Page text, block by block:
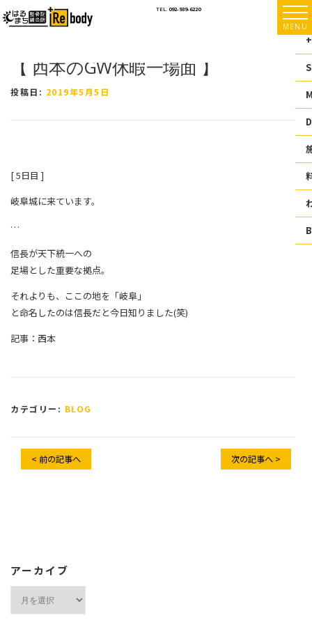
ン
TEL. 092-939-6220
MENU
【 西本のGW休暇一場面 】
投稿日: 2019年5月5日
[ 5日目 ]
岐阜城に来ています。
…
信長が天下統一への
足場とした重要な拠点。
それよりも、ここの地を「岐阜」
と命名したのは信長だと今日知りました(笑)
記事：西本
カテゴリー: BLOG
< 前の記事へ 次の記事へ >
アーカイブ